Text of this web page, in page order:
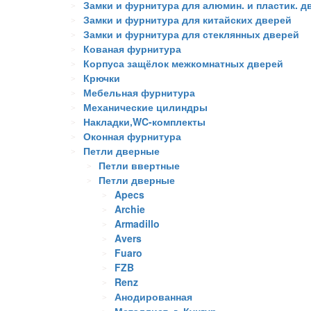
Замки и фурнитура для алюмин. и пластик.
Замки и фурнитура для китайских дверей
Замки и фурнитура для стеклянных дверей
Кованая фурнитура
Корпуса защёлок межкомнатных дверей
Крючки
Мебельная фурнитура
Механические цилиндры
Накладки,WC-комплекты
Оконная фурнитура
Петли дверные
Петли ввертные
Петли дверные
Apecs
Archie
Armadillo
Avers
Fuaro
FZB
Renz
Анодированная